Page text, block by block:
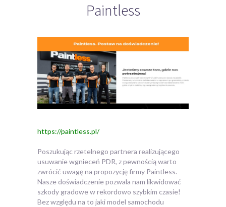
Paintless
https://paintless.pl/
Poszukując rzetelnego partnera realizującego
usuwanie wgnieceń PDR, z pewnością warto
zwrócić uwagę na propozycję firmy Paintless.
Nasze doświadczenie pozwala nam likwidować
szkody gradowe w rekordowo szybkim czasie!
Bez względu na to jaki model samochodu